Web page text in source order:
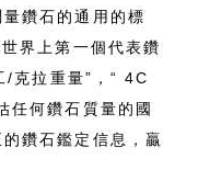
鑽石的通用的標
界上第一個代表鑽
/克拉重量”，“ 4C
任何鑽石質量的國
鑽石鑑定信息，贏